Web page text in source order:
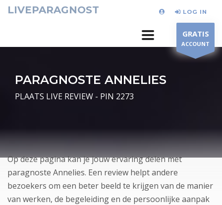
LIVEPARAGNOST LOG IN
GRATIS
ACCOUNT
PARAGNOSTE ANNELIES
PLAATS LIVE REVIEW - PIN 2273
Op deze pagina kan je jouw ervaring delen met
paragnoste Annelies. Een review helpt andere
bezoekers om een beter beeld te krijgen van de manier
van werken, de begeleiding en de persoonlijke aanpak